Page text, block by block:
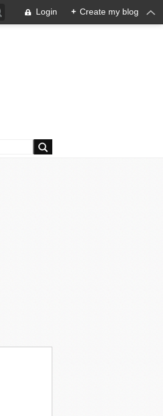
Login + Create my blog